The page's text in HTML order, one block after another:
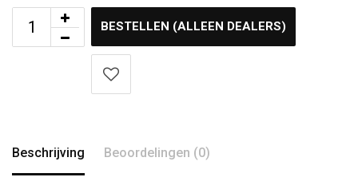
BESTELLEN (ALLEEN DEALERS)
Beschrijving Beoordelingen (0)